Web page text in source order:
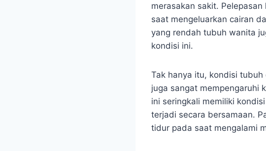
merasakan sakit.
saat mengeluarkan cairan
yang rendah tubuh wanita
kondisi ini.
Tak hanya itu, kondisi
juga sangat mempengaruhi
ini seringkali memiliki
terjadi secara bersamaan.
tidur pada saat mengalami